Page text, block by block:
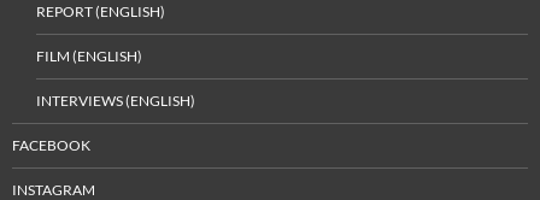
REPORT (ENGLISH)
FILM (ENGLISH)
INTERVIEWS (ENGLISH)
FACEBOOK
INSTAGRAM